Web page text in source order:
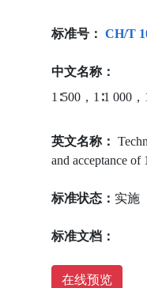
标准号： CH/T
中文名称：
1∶500，1∶1 000
英文名称：
and acceptance
标准状态： 实施
标准文档：
在线预览